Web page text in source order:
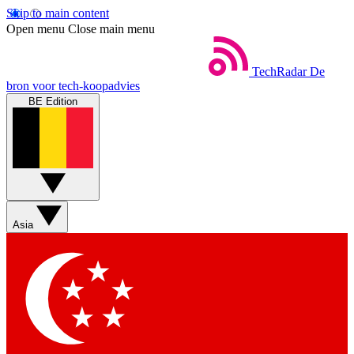
Skip to main content
Open menu Close main menu
TechRadar De
bron voor tech-koopadvies
BE Edition
Asia